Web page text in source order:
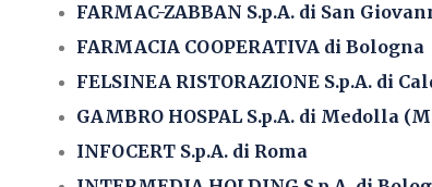
FARMAC-ZABBAN S.p.A. di San
FARMACIA COOPERATIVA di Bologna
FELSINEA RISTORAZIONE S.p.A. di
GAMBRO HOSPAL S.p.A. di Medolla
INFOCERT S.p.A. di Roma